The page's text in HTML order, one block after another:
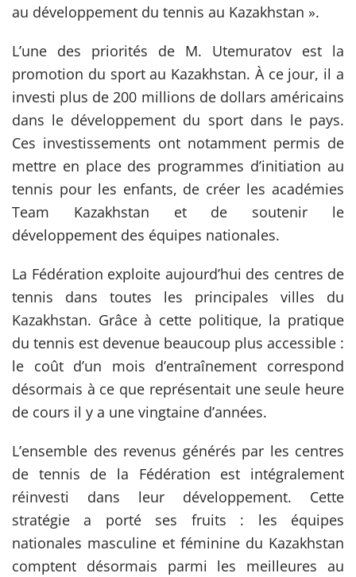
au développement du tennis au Kazakhstan ».
L’une des priorités de M. Utemuratov est la
promotion du sport au Kazakhstan. À ce jour, il a
investi plus de 200 millions de dollars américains
dans le développement du sport dans le pays.
Ces investissements ont notamment permis de
mettre en place des programmes d’initiation au
tennis pour les enfants, de créer les académies
Team Kazakhstan et de soutenir le
développement des équipes nationales.
La Fédération exploite aujourd’hui des centres de
tennis dans toutes les principales villes du
Kazakhstan. Grâce à cette politique, la pratique
du tennis est devenue beaucoup plus accessible :
le coût d’un mois d’entraînement correspond
désormais à ce que représentait une seule heure
de cours il y a une vingtaine d’années.
L’ensemble des revenus générés par les centres
de tennis de la Fédération est intégralement
réinvesti dans leur développement. Cette
stratégie a porté ses fruits : les équipes
nationales masculine et féminine du Kazakhstan
comptent désormais parmi les meilleures au